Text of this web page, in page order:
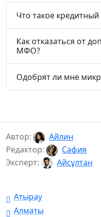
Что такое
Как отказаться от
МФО?
Одобрят ли мне
Автор:
Айлин
Редактор:
Сафия
Эксперт:
Айсұлтан
Атырау
Алматы